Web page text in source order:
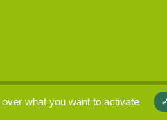
2026 | site web : clarisse-b.net
what you want to activate